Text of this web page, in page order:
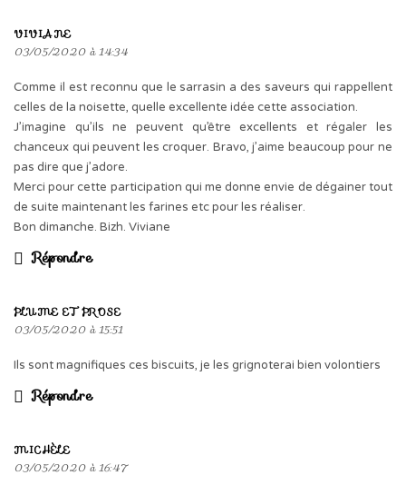
VIVIANE
03/05/2020 à 14:34
Comme il est reconnu que le sarrasin a des saveurs qui rappellent
celles de la noisette, quelle excellente idée cette association.
J’imagine qu’ils ne peuvent qu’être excellents et régaler les
chanceux qui peuvent les croquer. Bravo, j’aime beaucoup pour ne
pas dire que j’adore.
Merci pour cette participation qui me donne envie de dégainer tout
de suite maintenant les farines etc pour les réaliser.
Bon dimanche. Bizh. Viviane
Répondre
PLUME ET PROSE
03/05/2020 à 15:51
Ils sont magnifiques ces biscuits, je les grignoterai bien volontiers
Répondre
MICHÈLE
03/05/2020 à 16:47